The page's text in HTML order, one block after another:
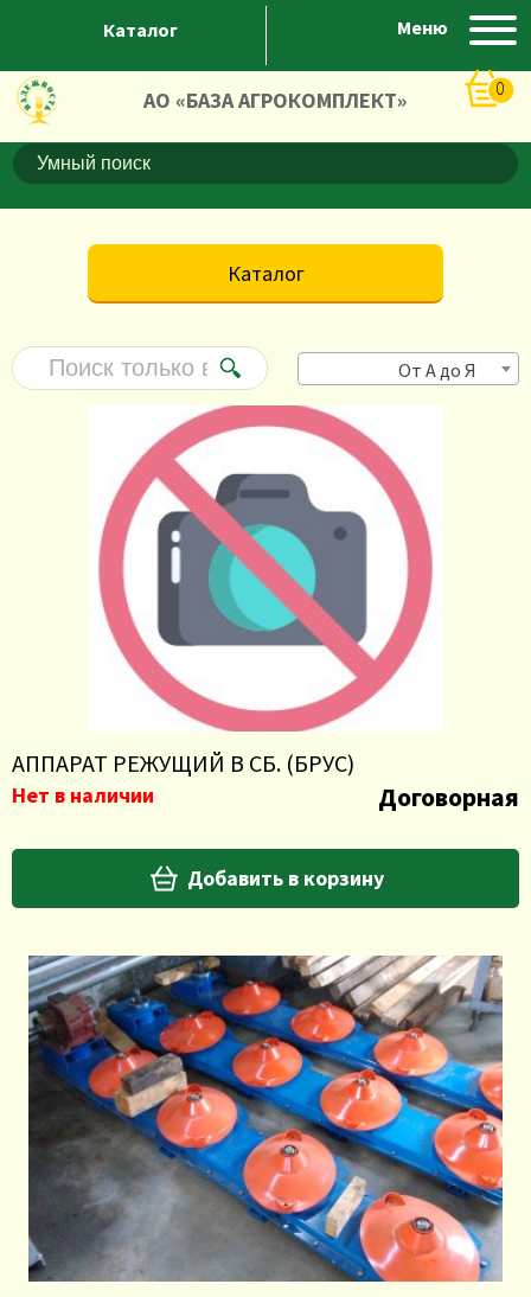
Каталог Меню
АО «БАЗА АГРОКОМПЛЕКТ» 0
Каталог
От А до Я
АППАРАТ РЕЖУЩИЙ В СБ. (БРУС)
Нет в наличии Договорная
Добавить в корзину